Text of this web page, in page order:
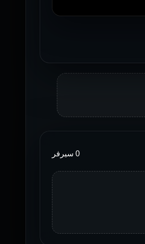
0 سيرفر